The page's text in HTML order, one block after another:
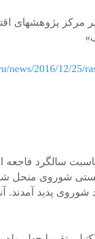
مرکز پژوهشهای
news/2016/12/25/
سالگرد
شوروی منحل